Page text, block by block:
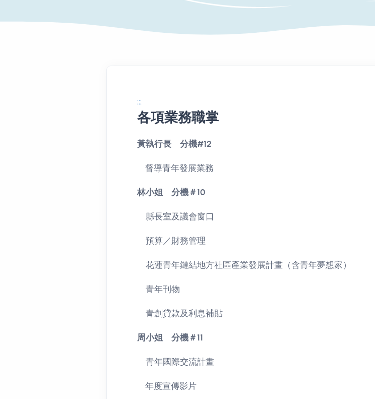
:::
各項業務職掌
業務職掌詳情
黃執行長 分機#12
督導青年發展業務
林小姐 分機＃10
縣長室及議會窗口
預算／財務管理
花蓮青年鏈結地方社區產業發展計畫（含青年夢想家）
青年刊物
青創貸款及利息補貼
周小姐 分機＃11
青年國際交流計畫
年度宣傳影片